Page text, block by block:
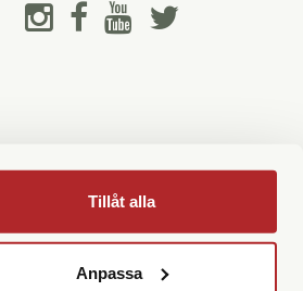
Tillåt alla
Anpassa